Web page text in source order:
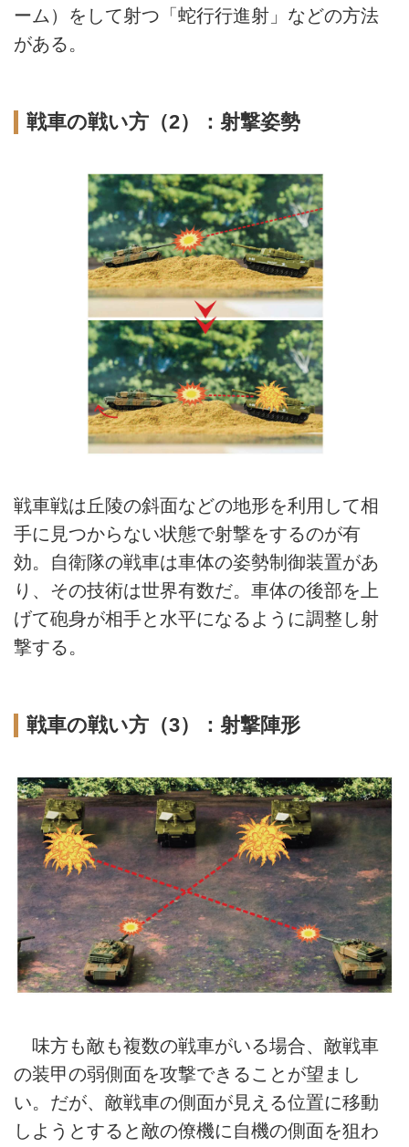
ーム）をして射つ「蛇行行進射」などの方法
がある。
戦車の戦い方（2）：射撃姿勢
戦車戦は丘陵の斜面などの地形を利用して相
手に見つからない状態で射撃をするのが有
効。自衛隊の戦車は車体の姿勢制御装置があ
り、その技術は世界有数だ。車体の後部を上
げて砲身が相手と水平になるように調整し射
撃する。
戦車の戦い方（3）：射撃陣形
味方も敵も複数の戦車がいる場合、敵戦車
の装甲の弱側面を攻撃できることが望まし
い。だが、敵戦車の側面が見える位置に移動
しようとすると敵の僚機に自機の側面を狙わ